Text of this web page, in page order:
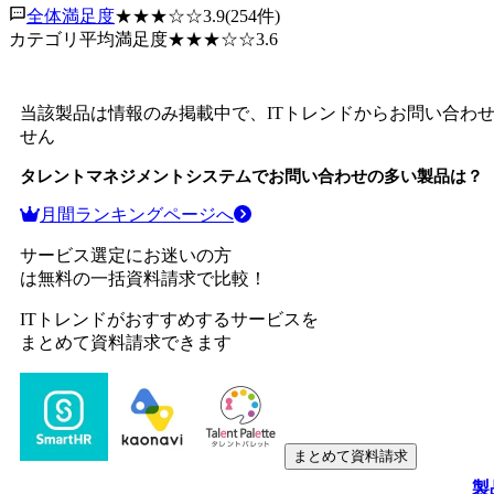
全体満足度★★★☆☆3.9(254件)
カテゴリ平均満足度★★★☆☆3.6
当該製品は情報のみ掲載中で、ITトレンドからお問い合わ
せん
タレントマネジメントシステムでお問い合わせの多い製品は？
月間ランキングページへ
サービス選定にお迷いの方
は無料の一括資料請求で比較！
ITトレンドがおすすめするサービスを
まとめて資料請求できます
まとめて資料請求
製